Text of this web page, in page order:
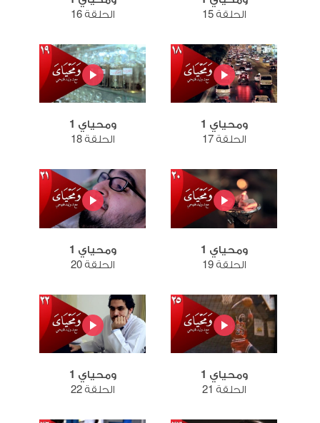
الحلقة 15
الحلقة 16
ومحياي 1
الحلقة 17
ومحياي 1
الحلقة 18
ومحياي 1
الحلقة 19
ومحياي 1
الحلقة 20
ومحياي 1
الحلقة 21
ومحياي 1
الحلقة 22